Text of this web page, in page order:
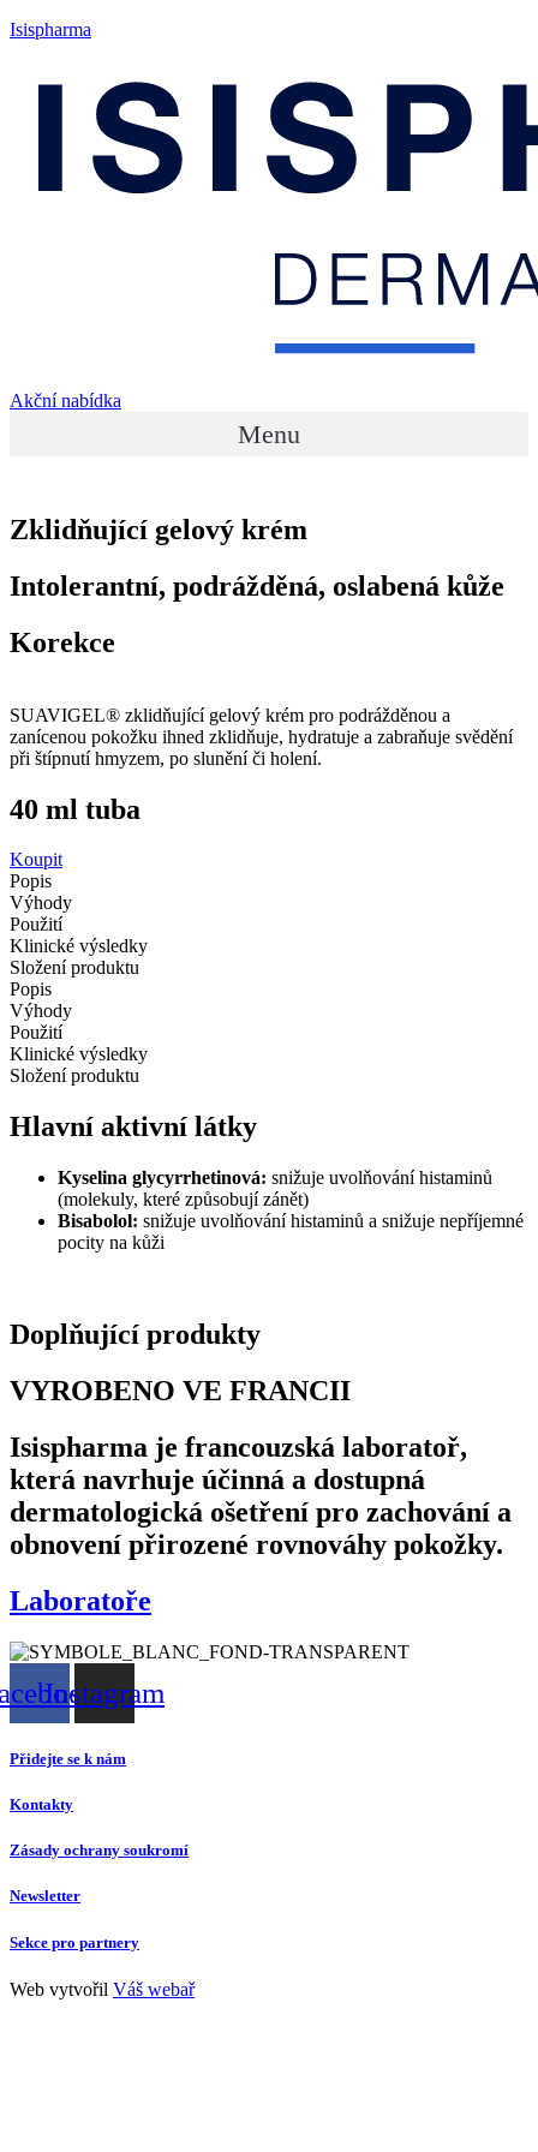
Isispharma
Akční nabídka
Menu
Zklidňující gelový krém
Intolerantní, podrážděná, oslabená kůže
Korekce
SUAVIGEL® zklidňující gelový krém pro podrážděnou a
zanícenou pokožku ihned zklidňuje, hydratuje a zabraňuje svědění
při štípnutí hmyzem, po slunění či holení.
40 ml tuba
Koupit
Popis
Výhody
Použití
Klinické výsledky
Složení produktu
Popis
Výhody
Použití
Klinické výsledky
Složení produktu
Hlavní aktivní látky
Kyselina glycyrrhetinová: snižuje uvolňování histaminů
(molekuly, které způsobují zánět)
Bisabolol: snižuje uvolňování histaminů a snižuje nepříjemné
pocity na kůži
Doplňující produkty
VYROBENO VE FRANCII
Isispharma je francouzská laboratoř,
která navrhuje účinná a dostupná
dermatologická ošetření pro zachování a
obnovení přirozené rovnováhy pokožky.
Laboratoře
Instagram
Přidejte se k nám
Kontakty
Zásady ochrany soukromí
Newsletter
Sekce pro partnery
Web vytvořil Váš webař